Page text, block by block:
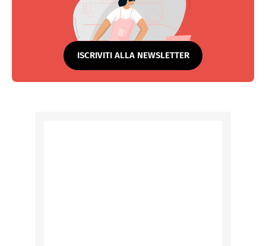
ISCRIVITI ALLA NEWSLETTER